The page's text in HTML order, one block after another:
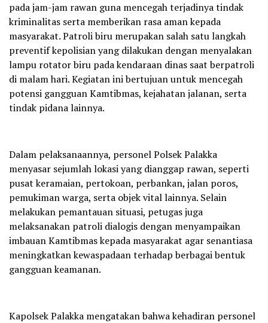
pada jam-jam rawan guna mencegah terjadinya tindak
kriminalitas serta memberikan rasa aman kepada
masyarakat. Patroli biru merupakan salah satu langkah
preventif kepolisian yang dilakukan dengan menyalakan
lampu rotator biru pada kendaraan dinas saat berpatroli
di malam hari. Kegiatan ini bertujuan untuk mencegah
potensi gangguan Kamtibmas, kejahatan jalanan, serta
tindak pidana lainnya.
‎Dalam pelaksanaannya, personel Polsek Palakka
menyasar sejumlah lokasi yang dianggap rawan, seperti
pusat keramaian, pertokoan, perbankan, jalan poros,
pemukiman warga, serta objek vital lainnya. Selain
melakukan pemantauan situasi, petugas juga
melaksanakan patroli dialogis dengan menyampaikan
imbauan Kamtibmas kepada masyarakat agar senantiasa
meningkatkan kewaspadaan terhadap berbagai bentuk
gangguan keamanan.
‎Kapolsek Palakka mengatakan bahwa kehadiran personel